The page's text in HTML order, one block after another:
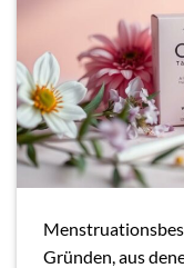
Gründen, aus